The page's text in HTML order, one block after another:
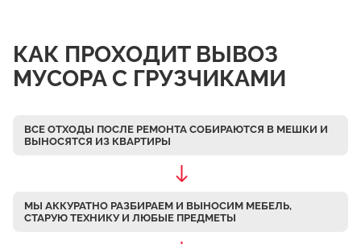
Осеченки
Поповка
Михайловская Слобода
Поповка
КАК ПРОХОДИТ ВЫВОЗ
МУСОРА С ГРУЗЧИКАМИ
ВСЕ ОТХОДЫ ПОСЛЕ РЕМОНТА СОБИРАЮТСЯ В МЕШКИ И
ВЫНОСЯТСЯ ИЗ КВАРТИРЫ
МЫ АККУРАТНО РАЗБИРАЕМ И ВЫНОСИМ МЕБЕЛЬ,
СТАРУЮ ТЕХНИКУ И ЛЮБЫЕ ПРЕДМЕТЫ